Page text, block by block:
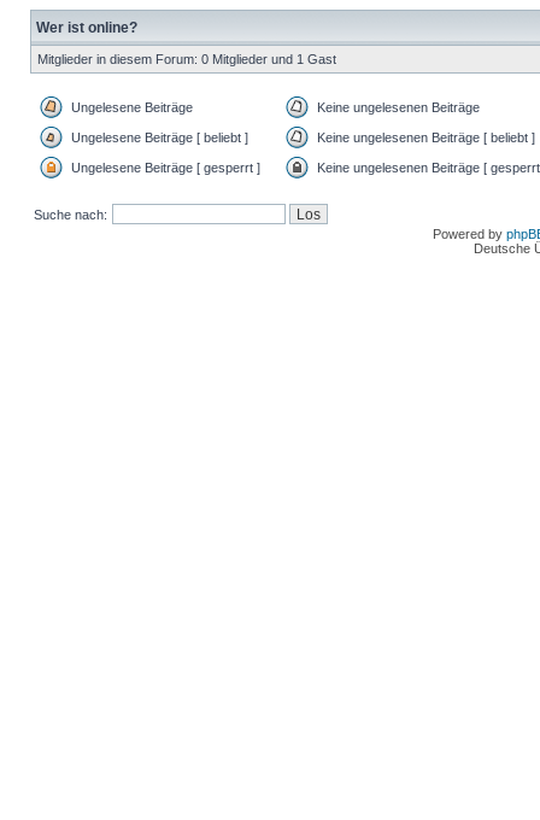
Wer ist online?
Mitglieder in diesem Forum: 0 Mitglieder und 1 Gast
Ungelesene Beiträge Keine ungelesenen Beiträge
Ungelesene Beiträge [ beliebt ] Keine ungelesenen Beiträge [ beliebt ]
Ungelesene Beiträge [ gesperrt ] Keine ungelesenen Beiträge [
Suche nach:
Powered by
Deutsche